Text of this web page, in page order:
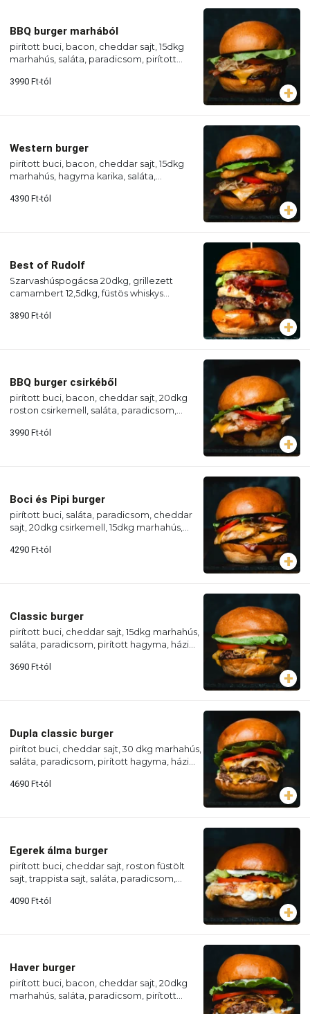
BBQ burger marhából
pirított buci, bacon, cheddar sajt, 15dkg
marhahús, saláta, paradicsom, pirított
3990 Ft-tól
Western burger
pirított buci, bacon, cheddar sajt, 15dkg
marhahús, hagyma karika, saláta,
4390 Ft-tól
Best of Rudolf
Szarvashúspogácsa 20dkg, grillezett
camambert 12,5dkg, füstös whiskys
pirított hagyma, grillezett bacon
3890 Ft-tól
BBQ burger csirkéből
pirított buci, bacon, cheddar sajt, 20dkg
roston csirkemell, saláta, paradicsom,
3990 Ft-tól
Boci és Pipi burger
pirított buci, saláta, paradicsom, cheddar
sajt, 20dkg csirkemell, 15dkg marhahús,
4290 Ft-tól
Classic burger
pirított buci, cheddar sajt, 15dkg marhahús,
saláta, paradicsom, pirított hagyma, házi
3690 Ft-tól
Dupla classic burger
pirítot buci, cheddar sajt, 30 dkg marhahús,
saláta, paradicsom, pirított hagyma, házi
4690 Ft-tól
Egerek álma burger
pirított buci, cheddar sajt, roston füstölt
sajt, trappista sajt, saláta, paradicsom,
4090 Ft-tól
Haver burger
pirított buci, bacon, cheddar sajt, 20dkg
marhahús, saláta, paradicsom, pirított